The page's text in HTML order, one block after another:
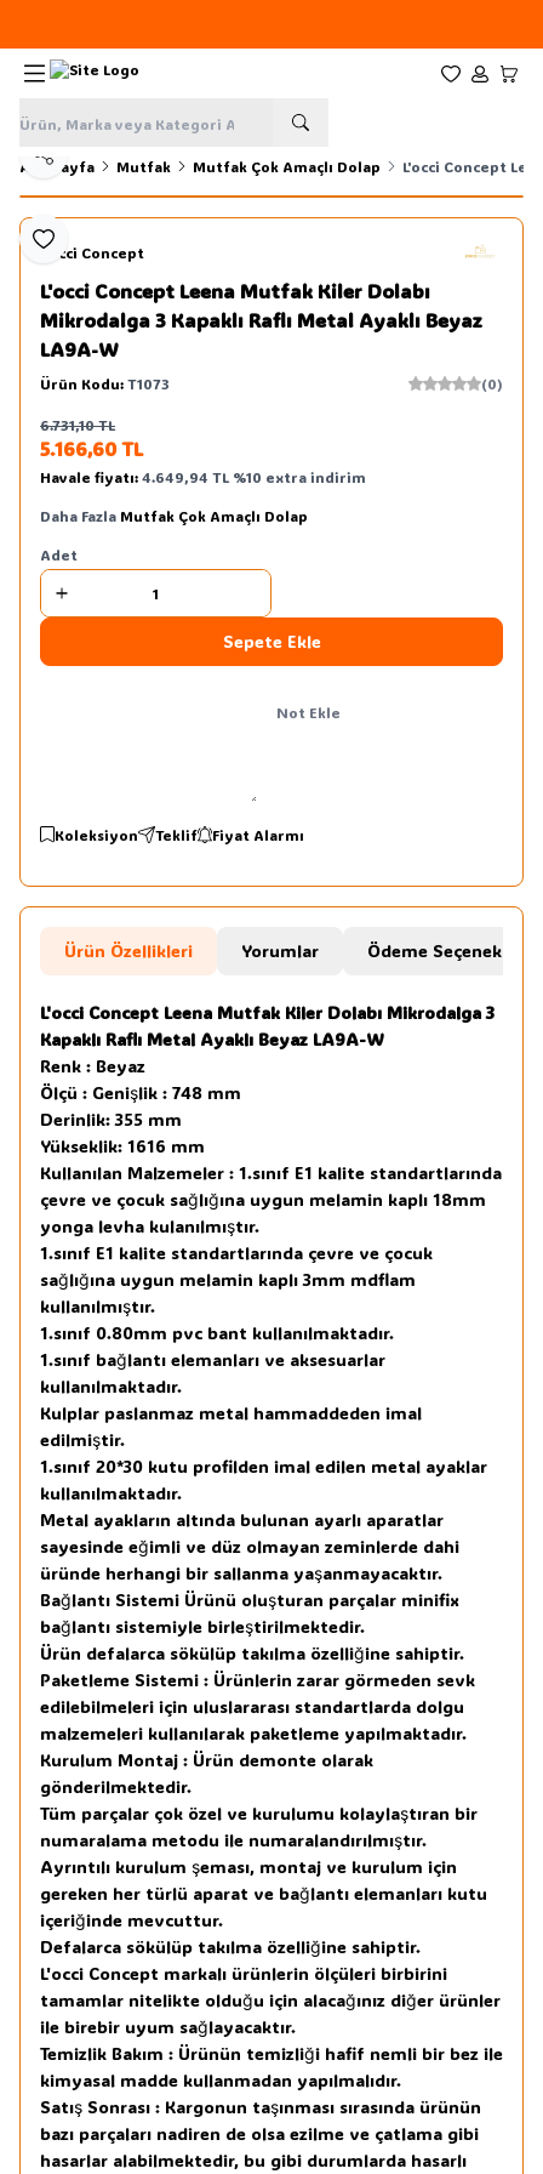
Favorilerim
Hesabım
Ana Sayfa Mutfak Mutfak Çok Amaçlı Dolap L'occi Concept
Favoriye Ekle
Paylaş
L'occi Concept
L'occi Concept Leena Mutfak Kiler Dolabı
Mikrodalga 3 Kapaklı Raflı Metal Ayaklı Beyaz
LA9A-W
Ürün Kodu:T1073 (0)
6.731,10TL
5.166,60TL
Havale fiyatı:4.649,94 TL %10 extra indirim
Daha Fazla Mutfak Çok Amaçlı Dolap
Adet
Sepete Ekle
Not Ekle
Koleksiyon Teklif Fiyat Alarmı
Ürün Özellikleri Yorumlar Ödeme Seçenekleri
L'occi Concept Leena Mutfak Kiler Dolabı Mikrodalga 3
Kapaklı Raflı Metal Ayaklı Beyaz LA9A-W
Renk : Beyaz
Ölçü : Genişlik : 748 mm
Derinlik: 355 mm
Yükseklik: 1616 mm
Kullanılan Malzemeler : 1.sınıf E1 kalite standartlarında
çevre ve çocuk sağlığına uygun melamin kaplı 18mm
yonga levha kulanılmıştır.
1.sınıf E1 kalite standartlarında çevre ve çocuk
sağlığına uygun melamin kaplı 3mm mdflam
kullanılmıştır.
1.sınıf 0.80mm pvc bant kullanılmaktadır.
1.sınıf bağlantı elemanları ve aksesuarlar
kullanılmaktadır.
Kulplar paslanmaz metal hammaddeden imal
edilmiştir.
1.sınıf 20*30 kutu profilden imal edilen metal ayaklar
kullanılmaktadır.
Metal ayakların altında bulunan ayarlı aparatlar
sayesinde eğimli ve düz olmayan zeminlerde dahi
üründe herhangi bir sallanma yaşanmayacaktır.
Bağlantı Sistemi Ürünü oluşturan parçalar minifix
bağlantı sistemiyle birleştirilmektedir.
Ürün defalarca sökülüp takılma özelliğine sahiptir.
Paketleme Sistemi : Ürünlerin zarar görmeden sevk
edilebilmeleri için uluslararası standartlarda dolgu
malzemeleri kullanılarak paketleme yapılmaktadır.
Kurulum Montaj : Ürün demonte olarak
gönderilmektedir.
Tüm parçalar çok özel ve kurulumu kolaylaştıran bir
numaralama metodu ile numaralandırılmıştır.
Ayrıntılı kurulum şeması, montaj ve kurulum için
gereken her türlü aparat ve bağlantı elemanları kutu
içeriğinde mevcuttur.
Defalarca sökülüp takılma özelliğine sahiptir.
L'occi Concept markalı ürünlerin ölçüleri birbirini
tamamlar nitelikte olduğu için alacağınız diğer ürünler
ile birebir uyum sağlayacaktır.
Temizlik Bakım : Ürünün temizliği hafif nemli bir bez ile
kimyasal madde kullanmadan yapılmalıdır.
Satış Sonrası : Kargonun taşınması sırasında ürünün
bazı parçaları nadiren de olsa ezilme ve çatlama gibi
hasarlar alabilmektedir, bu gibi durumlarda hasarlı